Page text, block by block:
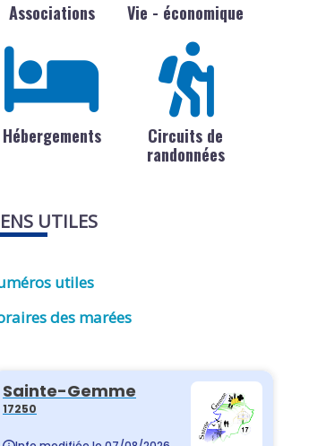
Associations Vie - économique
Hébergements
Circuits de
randonnées
UTILES
utiles
des marées